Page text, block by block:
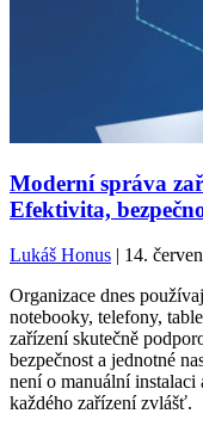
Moderní správa
Efektivita,
Lukáš Honus | 14.
Organizace dnes
notebooky, telefony,
zařízení skutečně
bezpečnost a jednotné
není o manuální
každého zařízení zvlášť.